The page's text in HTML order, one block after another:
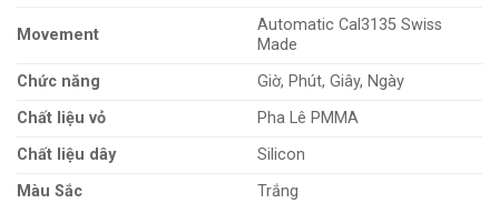
Movement
Automatic Cal3135 Swiss
Made
Chức năng
Giờ, Phút, Giây, Ngày
Chất liệu vỏ
Pha Lê PMMA
Chất liệu dây
Silicon
Màu Sắc
Trắng